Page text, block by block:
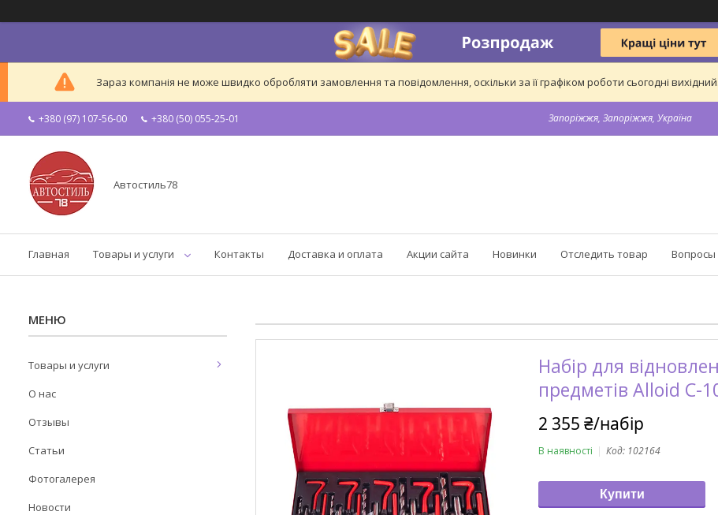
Зараз компанія не може швидко обробляти замовлення та повідомлення, оскільки за її графіком роботи сьогодні
+380 (97) 107-56-00 +380 (50) 055-25-01 Запоріжжя, Запоріжжя, Україна
Автостиль78
Главная Товары и услуги Контакты Доставка и оплата Акции сайта Новинки Отследить товар Вопросы
Набір для
предметів Alloid C-
2 355 ₴/набір
В наявності Код: 102164
Купити
Товары и услуги
О нас
Отзывы
Статьи
Фотогалерея
Новости